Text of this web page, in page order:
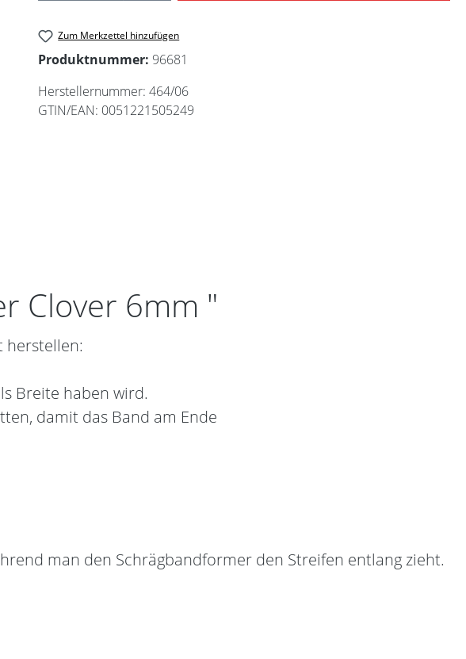
Zum Merkzettel hinzufügen
Produktnummer: 96681
Herstellernummer: 464/06
GTIN/EAN: 0051221505249
Clover 6mm "
herstellen:
Breite haben wird.
damit das Band am Ende
man den Schrägbandformer den Streifen entlang zieht.